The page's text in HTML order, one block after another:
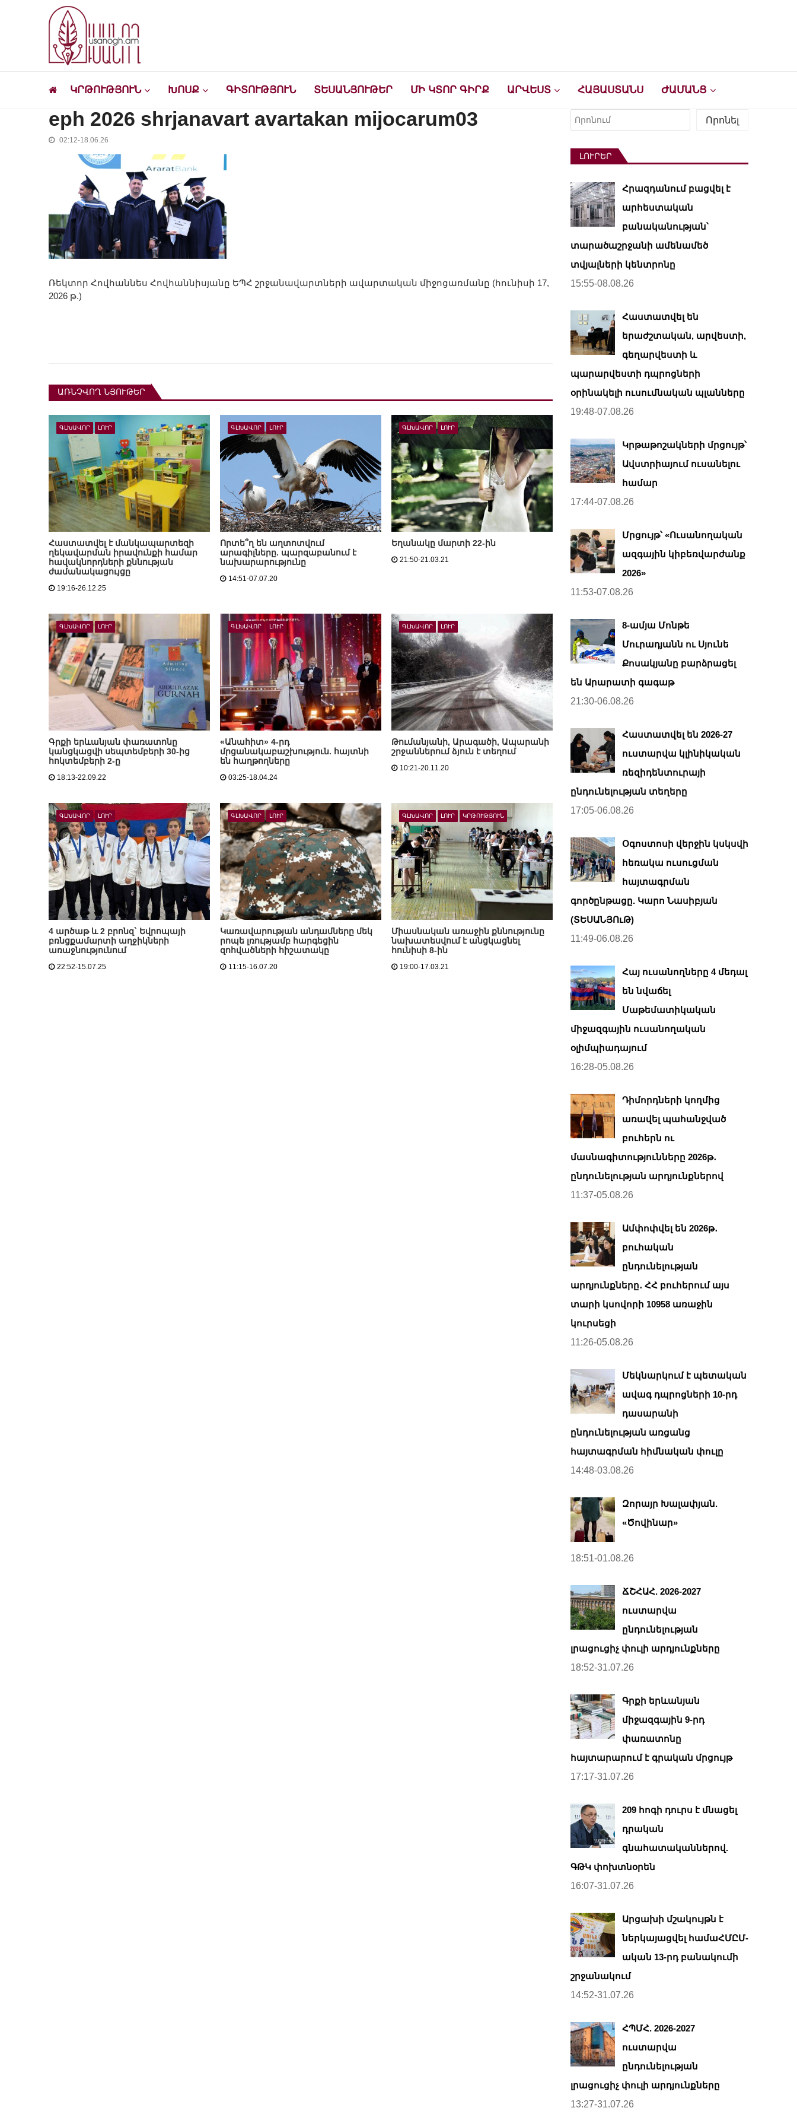
ԿՐԹՈՒԹՅՈՒՆ ԽՈՍՔ ԳԻՏՈՒԹՅՈՒՆ ՏԵՍԱՆՅՈՒԹԵՐ ՄԻ ԿՏՈՐ ԳԻՐՔ ԱՐՎԵՍՏ ՀԱՅԱՍՏԱՆՍ ԺԱՄԱՆՑ
eph 2026 shrjanavart avartakan mijocarum03
02:12-18.06.26
Ռեկտոր Հովհաննես Հովհաննիսյանը ԵՊՀ շրջանավարտների ավարտական միջոցառմանը (հունիսի 17,
2026 թ.)
ԱՌՆՉՎՈՂ ՆՅՈՒԹԵՐ
ԳԼԽԱՎՈՐ ԼՈՒՐ
Հաստատվել է մանկապարտեզի
ղեկավարման իրավունքի համար
հավակնորդների քննության
ժամանակացույցը
19:16-26.12.25
ԳԼԽԱՎՈՐ ԼՈՒՐ
Որտե՞ղ են աղտոտվում
արագիլները. պարզաբանում է
նախարարությունը
14:51-07.07.20
ԳԼԽԱՎՈՐ ԼՈՒՐ
Եղանակը մարտի 22-ին
21:50-21.03.21
ԳԼԽԱՎՈՐ ԼՈՒՐ
Գրքի երևանյան փառատոնը
կանցկացվի սեպտեմբերի 30-ից
հոկտեմբերի 2-ը
18:13-22.09.22
ԳԼԽԱՎՈՐ ԼՈՒՐ
«Անահիտ» 4-րդ
մրցանակաբաշխություն. հայտնի
են հաղթողները
03:25-18.04.24
ԳԼԽԱՎՈՐ ԼՈՒՐ
Թումանյանի, Արագածի, Ապարանի
շրջաններում ձյուն է տեղում
10:21-20.11.20
ԳԼԽԱՎՈՐ ԼՈՒՐ
4 արծաթ և 2 բրոնզ` Եվրոպայի
բռնցքամարտի աղջիկների
առաջնությունում
22:52-15.07.25
ԳԼԽԱՎՈՐ ԼՈՒՐ
Կառավարության անդամները մեկ
րոպե լռությամբ հարգեցին
զոհվածների հիշատակը
11:15-16.07.20
ԳԼԽԱՎՈՐ ԼՈՒՐ ԿՐԹՈՒԹՅՈՒՆ
Միասնական առաջին քննությունը
նախատեսվում է անցկացնել
հունիսի 8-ին
19:00-17.03.21
Որոնել
Որոնել
ԼՈՒՐԵՐ
Հրազդանում բացվել է
արհեստական ​​
բանականության՝
տարածաշրջանի ամենամեծ
տվյալների կենտրոնը
15:55-08.08.26
Հաստատվել են
երաժշտական, արվեստի,
գեղարվեստի և
պարարվեստի դպրոցների
օրինակելի ուսումնական պլանները
19:48-07.08.26
Կրթաթոշակների մրցույթ՝
Ավստրիայում ուսանելու
համար
17:44-07.08.26
Մրցույթ՝ «Ուսանողական
ազգային կիբեռվարժանք
2026»
11:53-07.08.26
8-ամյա Մոնթե
Մուրադյանն ու Սյունե
Քոսակյանը բարձրացել
են Արարատի գագաթ
21:30-06.08.26
Հաստատվել են 2026-27
ուստարվա կլինիկական
ռեզիդենտուրայի
ընդունելության տեղերը
17:05-06.08.26
Օգոստոսի վերջին կսկսվի
հեռակա ուսուցման
հայտագրման
գործընթացը. Կարո Նասիբյան
(ՏԵՍԱՆՅՈւԹ)
11:49-06.08.26
Հայ ուսանողները 4 մեդալ
են նվաճել
Մաթեմատիկական
միջազգային ուսանողական
օլիմպիադայում
16:28-05.08.26
Դիմորդների կողմից
առավել պահանջված
բուհերն ու
մասնագիտությունները 2026թ․
ընդունելության արդյունքներով
11:37-05.08.26
Ամփոփվել են 2026թ․
բուհական
ընդունելության
արդյունքները․ ՀՀ բուհերում այս
տարի կսովորի 10958 առաջին
կուրսեցի
11:26-05.08.26
Մեկնարկում է պետական
ավագ դպրոցների 10-րդ
դասարանի
ընդունելության առցանց
հայտագրման հիմնական փուլը
14:48-03.08.26
Զորայր Խալափյան.
«Ծովինար»
18:51-01.08.26
ՃՇՀԱՀ. 2026-2027
ուստարվա
ընդունելության
լրացուցիչ փուլի արդյունքները
18:52-31.07.26
Գրքի երևանյան
միջազգային 9-րդ
փառատոնը
հայտարարում է գրական մրցույթ
17:17-31.07.26
209 հոգի դուրս է մնացել
դրական
գնահատականներով.
ԳԹԿ փոխտնօրեն
16:07-31.07.26
Արցախի մշակույթն է
ներկայացվել համաՀՄԸՄ-
ական 13-րդ բանակումի
շրջանակում
14:52-31.07.26
ՀՊՄՀ. 2026-2027
ուստարվա
ընդունելության
լրացուցիչ փուլի արդյունքները
13:27-31.07.26